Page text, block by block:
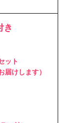
き
ット
けします）